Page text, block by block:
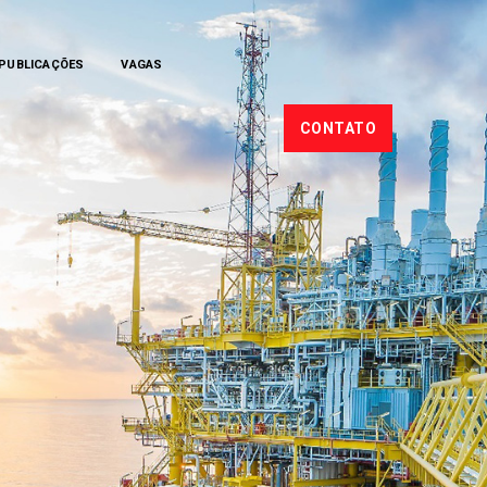
VAGAS
CONTATO